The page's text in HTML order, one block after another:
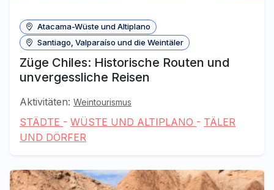
Atacama-Wüste und Altiplano
Santiago, Valparaíso und die Weintäler
Züge Chiles: Historische Routen und
unvergessliche Reisen
Aktivitäten: Weintourismus
STÄDTE - WÜSTE UND ALTIPLANO - TÄLER
UND DÖRFER